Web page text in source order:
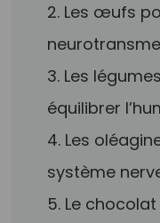
2. Les œufs
3. Les
équilibrer
4. Les
système
5. Le